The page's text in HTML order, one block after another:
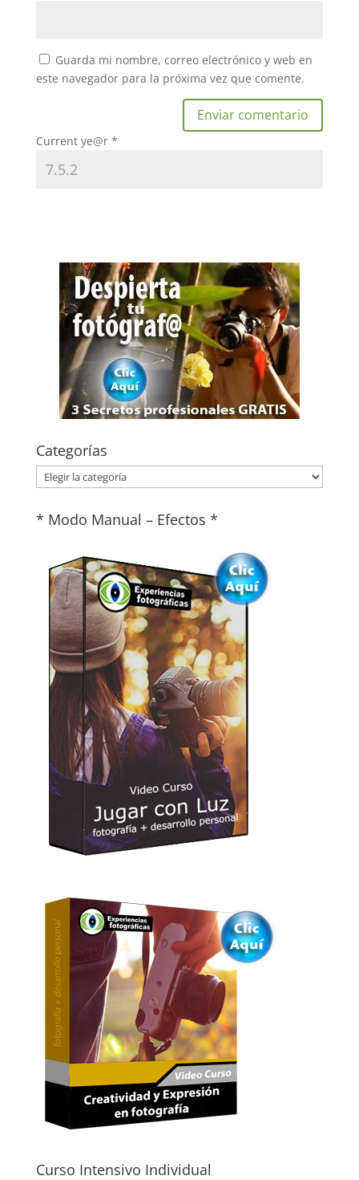
Guarda mi nombre, correo electrónico y web en
este navegador para la próxima vez que comente.
Current ye@r *
Categorías
Categorías
* Modo Manual – Efectos *
Curso Intensivo Individual